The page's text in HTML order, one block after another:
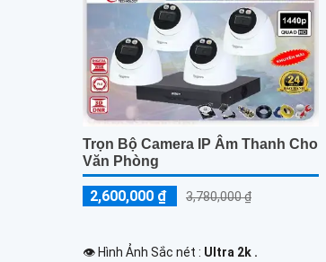
Trọn Bộ Camera IP Âm Thanh Cho
Văn Phòng
2,600,000 ₫ 3,780,000 ₫
👁 Hình Ảnh Sắc nét : Ultra 2k .